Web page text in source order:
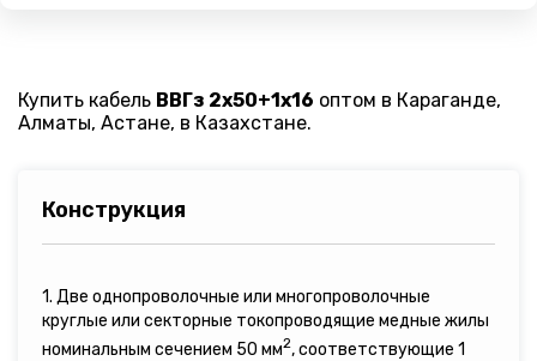
Купить кабель ВВГз 2х50+1х16 оптом в Караганде,
Алматы, Астане, в Казахстане.
Конструкция
1. Две однопроволочные или многопроволочные
круглые или секторные токопроводящие медные жилы
номинальным сечением 50 мм2, соответствующие 1